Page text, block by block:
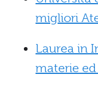
migliori
Laurea in
materie